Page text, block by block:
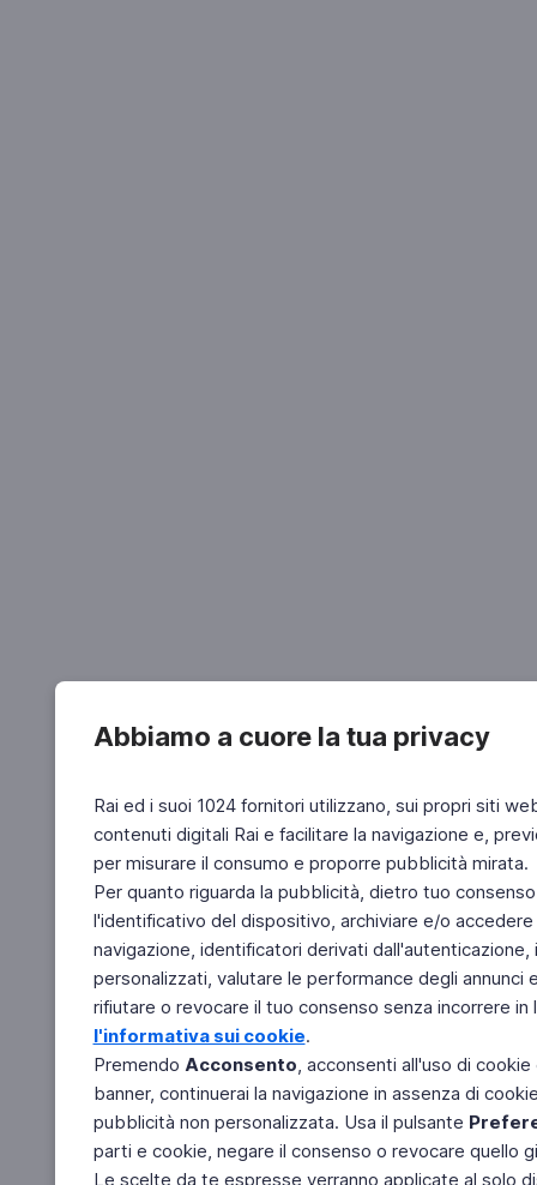
Abbiamo a cuore la tua privacy
Rai ed i suoi 1024 fornitori utilizzano, sui propri siti
contenuti digitali Rai e facilitare la navigazione e,
per misurare il consumo e proporre pubblicità mirata.
Per quanto riguarda la pubblicità, dietro tuo
l'identificativo del dispositivo, archiviare e/o
navigazione, identificatori derivati
personalizzati, valutare le performance degli
rifiutare o revocare il tuo consenso senza incorrere
l'informativa sui cookie.
Premendo Acconsento, acconsenti all'uso di
banner, continuerai la navigazione in assenza di
pubblicità non personalizzata. Usa il pulsante
parti e cookie, negare il consenso o revocare quello
Le scelte da te espresse verranno applicate al solo